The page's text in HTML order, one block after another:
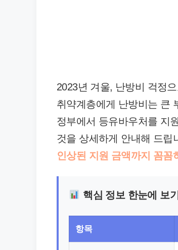
2023년 겨울, 난방비 걱정
취약계층에게 난방비는 큰
정부에서 등유바우처를 지
것을 상세하게 안내해 드립
인상된 지원 금액까지 꼼꼼
핵심 정보 한눈에 보기
항목